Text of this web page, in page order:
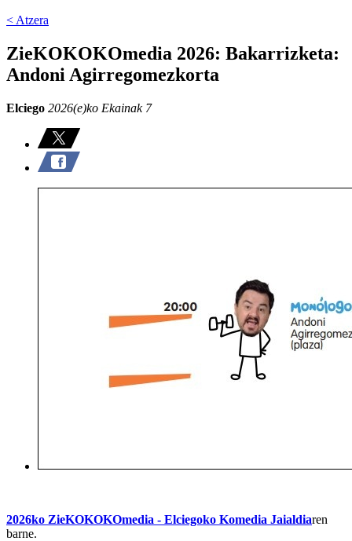
< Atzera
ZieKOKOKOmedia 2026: Bakarrizketa:
Andoni Agirregomezkorta
Elciego 2026(e)ko Ekainak 7
2026ko ZieKOKOKOmedia - Elciegoko Komedia Jaialdiaren
barne.